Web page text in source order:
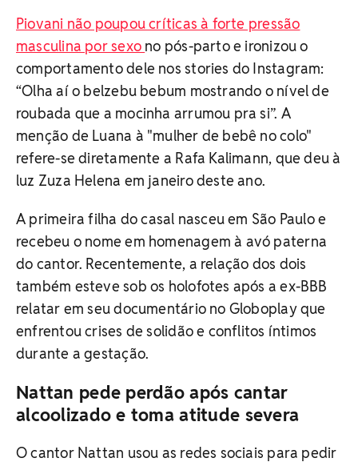
Piovani não poupou críticas à forte pressão
masculina por sexo no pós-parto e ironizou o
comportamento dele nos stories do Instagram:
“Olha aí o belzebu bebum mostrando o nível de
roubada que a mocinha arrumou pra si”. A
menção de Luana à "mulher de bebê no colo"
refere-se diretamente a Rafa Kalimann, que deu à
luz Zuza Helena em janeiro deste ano.
A primeira filha do casal nasceu em São Paulo e
recebeu o nome em homenagem à avó paterna
do cantor. Recentemente, a relação dos dois
também esteve sob os holofotes após a ex-BBB
relatar em seu documentário no Globoplay que
enfrentou crises de solidão e conflitos íntimos
durante a gestação.
Nattan pede perdão após cantar
alcoolizado e toma atitude severa
O cantor Nattan usou as redes sociais para pedir